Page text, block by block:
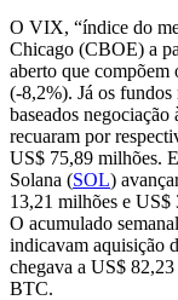
O VIX, “índice do
Chicago (CBOE) a
aberto que compõem
(-8,2%). Já os fundos
baseados
recuaram por
US$ 75,89 milhões.
Solana (SOL)
13,21 milhões e US$
O acumulado
indicavam aquisição
chegava a US$
BTC.